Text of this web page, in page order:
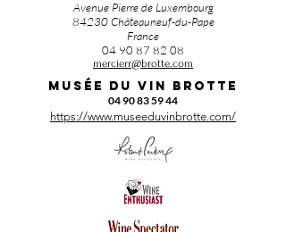
Avenue Pierre de Luxembourg
84230 Châteauneuf-du-Pape
France
04 90 87 82 08
mercierr@brotte.com
Musée du vin BROTTE
04 90 83 59 44
https://www.museeduvinbrotte.com/